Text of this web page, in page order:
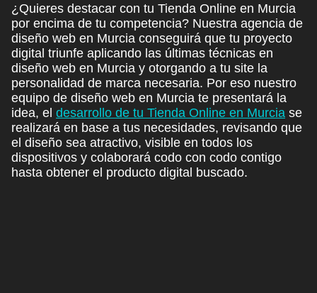
¿Quieres destacar con tu Tienda Online en Murcia
por encima de tu competencia? Nuestra agencia de
diseño web en Murcia conseguirá que tu proyecto
digital triunfe aplicando las últimas técnicas en
diseño web en Murcia y otorgando a tu site la
personalidad de marca necesaria. Por eso nuestro
equipo de diseño web en Murcia te presentará la
idea, el desarrollo de tu Tienda Online en Murcia se
realizará en base a tus necesidades, revisando que
el diseño sea atractivo, visible en todos los
dispositivos y colaborará codo con codo contigo
hasta obtener el producto digital buscado.